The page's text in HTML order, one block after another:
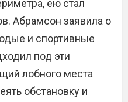
ею стал
Абрамсон заявила о
и спортивные
под эти
лобного места
обстановку и